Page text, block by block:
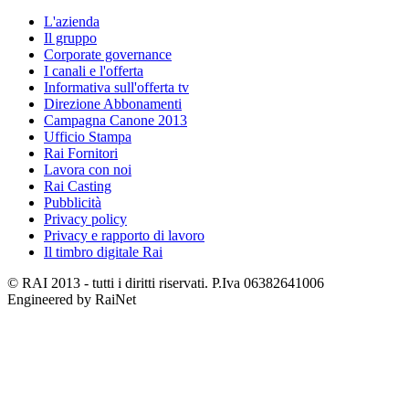
L'azienda
Il gruppo
Corporate governance
I canali e l'offerta
Informativa sull'offerta tv
Direzione Abbonamenti
Campagna Canone 2013
Ufficio Stampa
Rai Fornitori
Lavora con noi
Rai Casting
Pubblicità
Privacy policy
Privacy e rapporto di lavoro
Il timbro digitale Rai
© RAI 2013 - tutti i diritti riservati. P.Iva 06382641006
Engineered by RaiNet